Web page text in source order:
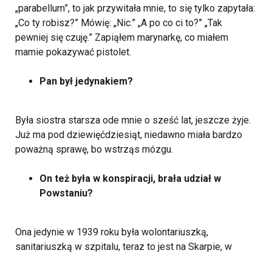
„parabellum”, to jak przywitała mnie, to się tylko zapytała:
„Co ty robisz?” Mówię: „Nic.” „A po co ci to?” „Tak
pewniej się czuję.” Zapiąłem marynarkę, co miałem
mamie pokazywać pistolet.
Pan był jedynakiem?
Była siostra starsza ode mnie o sześć lat, jeszcze żyje.
Już ma pod dziewięćdziesiąt, niedawno miała bardzo
poważną sprawę, bo wstrząs mózgu.
On też była w konspiracji, brała udział w
Powstaniu?
Ona jedynie w 1939 roku była wolontariuszką,
sanitariuszką w szpitalu, teraz to jest na Skarpie, w